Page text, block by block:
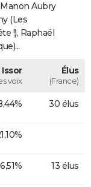
Aubry
(Les
!), Raphaël
Issor
voix
Élus
(France)
30 élus
13 élus